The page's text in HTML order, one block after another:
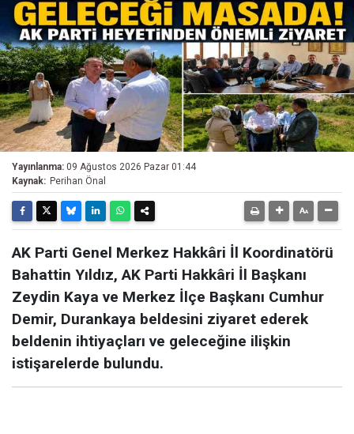
Yayınlanma: 09 Ağustos 2026 Pazar 01:44
Kaynak: Perihan Önal
AK Parti Genel Merkez Hakkâri İl Koordinatörü
Bahattin Yıldız, AK Parti Hakkâri İl Başkanı
Zeydin Kaya ve Merkez İlçe Başkanı Cumhur
Demir, Durankaya beldesini ziyaret ederek
beldenin ihtiyaçları ve geleceğine ilişkin
istişarelerde bulundu.